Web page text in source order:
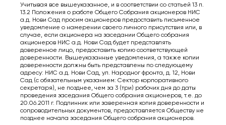
Учитывая все вышеуказанное, и в соответствии со статьей 13 п.
13.2 Положения о работе Общего Собрания акционеров НИС
а.д. Нови Сад просим акционеров предоставить письменное
уведомление о намерении своего личного присутствия или, в
случае, если акционера на заседании Общего собрания
акционеров НИС а.д. Нови Сад будет представлять
доверенное лицо, предоставить копию соответствующей
доверенности. Вышеуказанные уведомления, а также копии
доверенности должны быть представлены по следующему
адресу: НИС а.д. Нови Сад, ул. Народног фронта, д. 12, Нови
Сад (с обязательным указанием: Сектор корпоративного
секретаря), не позднее, чем за 3 (три) рабочих дня до даты
проведения заседания Общего собрания акционеров, т.е. до
20.06.2011 г. Подлинник или заверенная копия доверенности и
сопроводительных документов, предоставляется Обществу не
позднее начала заседания Общего собрания акционеров.